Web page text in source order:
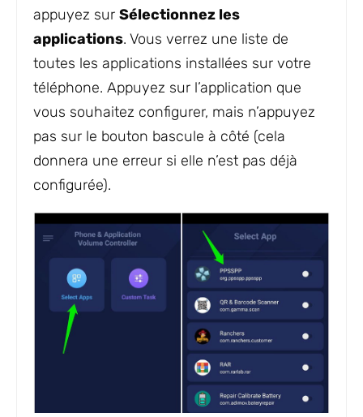
appuyez sur Sélectionnez les
applications. Vous verrez une liste de
toutes les applications installées sur votre
téléphone. Appuyez sur l’application que
vous souhaitez configurer, mais n’appuyez
pas sur le bouton bascule à côté (cela
donnera une erreur si elle n’est pas déjà
configurée).